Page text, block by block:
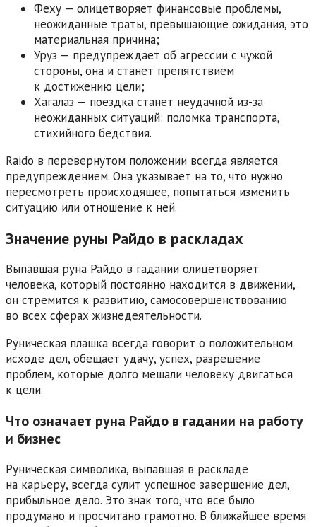
Феху — олицетворяет финансовые проблемы,
неожиданные траты, превышающие ожидания, это
материальная причина;
Уруз — предупреждает об агрессии с чужой
стороны, она и станет препятствием
к достижению цели;
Хагалаз — поездка станет неудачной из-за
неожиданных ситуаций: поломка транспорта,
стихийного бедствия.
Raido в перевернутом положении всегда является
предупреждением. Она указывает на то, что нужно
пересмотреть происходящее, попытаться изменить
ситуацию или отношение к ней.
Значение руны Райдо в раскладах
Выпавшая руна Райдо в гадании олицетворяет
человека, который постоянно находится в движении,
он стремится к развитию, самосовершенствованию
во всех сферах жизнедеятельности.
Руническая плашка всегда говорит о положительном
исходе дел, обещает удачу, успех, разрешение
проблем, которые долго мешали человеку двигаться
к цели.
Что означает руна Райдо в гадании на работу
и бизнес
Руническая символика, выпавшая в раскладе
на карьеру, всегда сулит успешное завершение дел,
прибыльное дело. Это знак того, что все было
продумано и просчитано грамотно. В ближайшее время